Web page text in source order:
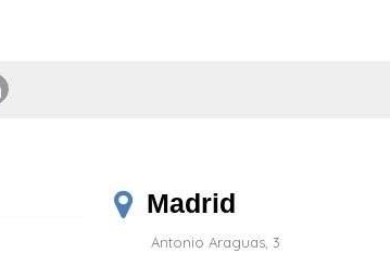
Madrid
Antonio Araguas, 3